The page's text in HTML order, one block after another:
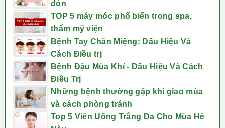
đón
TOP 5 máy móc phổ biến trong spa,
thẩm mỹ viện
Bệnh Tay Chân Miệng: Dấu Hiệu Và
Cách Điều trị
Bệnh Đậu Mùa Khỉ - Dấu Hiệu Và Cách
Điều Trị
Những bệnh thường gặp khi giao mùa
và cách phòng tránh
Top 5 Viên Uống Trắng Da Cho Mùa Hè